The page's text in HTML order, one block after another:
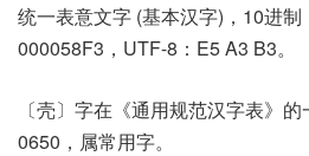
统一表意文字 (基本汉字)，10进制
000058F3，UTF-8：E5 A3 B3。
〔壳〕字在《通用规范汉字表》
0650，属常用字。